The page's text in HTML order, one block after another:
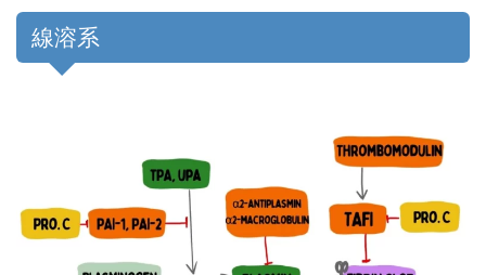
線溶系